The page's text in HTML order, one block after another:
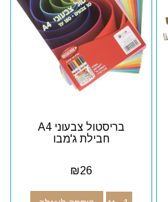
בריסטול צבעוני A4
חבילת ג'מבו
₪26